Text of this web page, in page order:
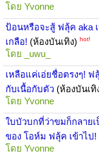
โดย Yvonne
ป้อนหรือจะสู้ ฟลุ้ค aka
เกลือ! (ห้องบันเทิง) hot!
โดย _uwu_
เหลือแค่เอ่ยชื่อตรงๆ!
กับเนื้อกับตัว (ห้องบันเทิ
โดย Yvonne
ใบบัวบกที่ว่าขมก็กลาย
ของ โอห์ม ฟลุ้ค เข้าไป!
โดย Yvonne